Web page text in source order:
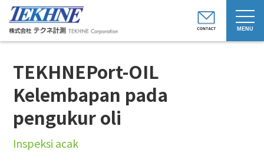
t
o
g
g
TEKHNEPort-OIL
Kelembapan pada
pengukur oli
Inspeksi acak